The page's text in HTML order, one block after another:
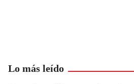
Lo más leído